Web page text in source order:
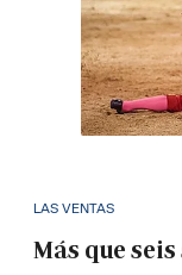
LAS VENTAS
Más que